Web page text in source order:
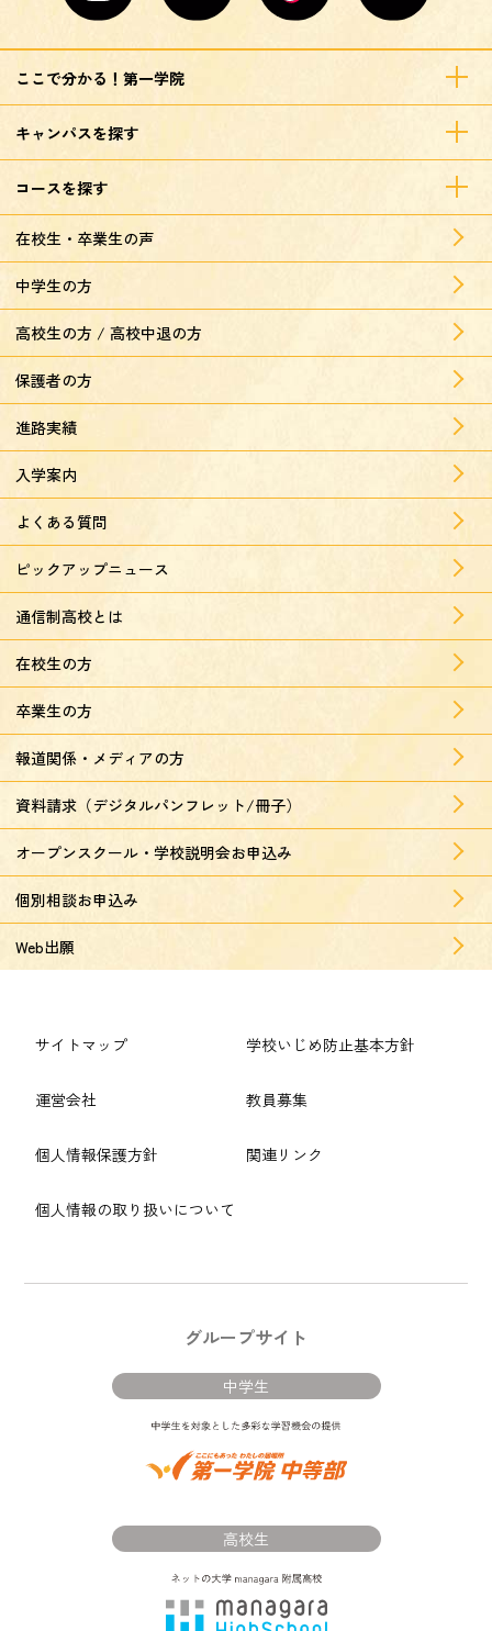
ここで分かる！第一学院
キャンパスを探す
コースを探す
在校生・卒業生の声
中学生の方
高校生の方 / 高校中退の方
保護者の方
進路実績
入学案内
よくある質問
ピックアップニュース
通信制高校とは
在校生の方
卒業生の方
報道関係・メディアの方
資料請求（デジタルパンフレット/冊子）
オープンスクール・学校説明会お申込み
個別相談お申込み
Web出願
サイトマップ
運営会社
個人情報保護方針
個人情報の取り扱いについて
学校いじめ防止基本方針
教員募集
関連リンク
グループサイト
中学生
高校生